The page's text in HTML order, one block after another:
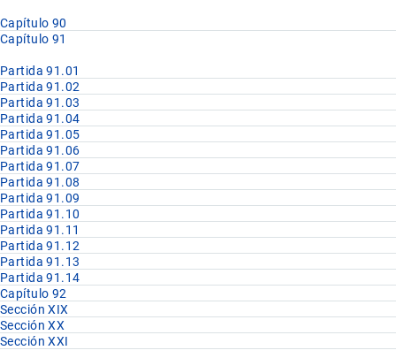
Capítulo 90
Capítulo 91
Partida 91.01
Partida 91.02
Partida 91.03
Partida 91.04
Partida 91.05
Partida 91.06
Partida 91.07
Partida 91.08
Partida 91.09
Partida 91.10
Partida 91.11
Partida 91.12
Partida 91.13
Partida 91.14
Capítulo 92
Sección XIX
Sección XX
Sección XXI